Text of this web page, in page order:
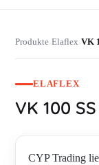
Produkte›Elaflex›VK
ELAFLEX
VK 100 SS
CYP Trading